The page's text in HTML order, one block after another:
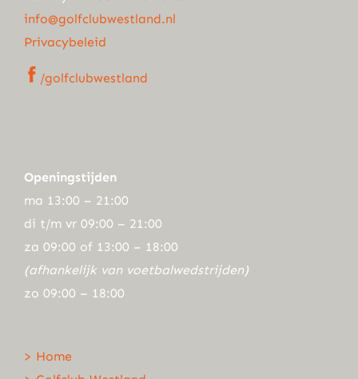
info@golfclubwestland.nl
Privacybeleid
/golfclubwestland
Openingstijden
ma 13:00 – 21:00
di t/m vr 09:00 – 21:00
za 09:00 of 13:00 – 18:00
(afhankelijk van voetbalwedstrijden)
zo 09:00 – 18:00
> Home